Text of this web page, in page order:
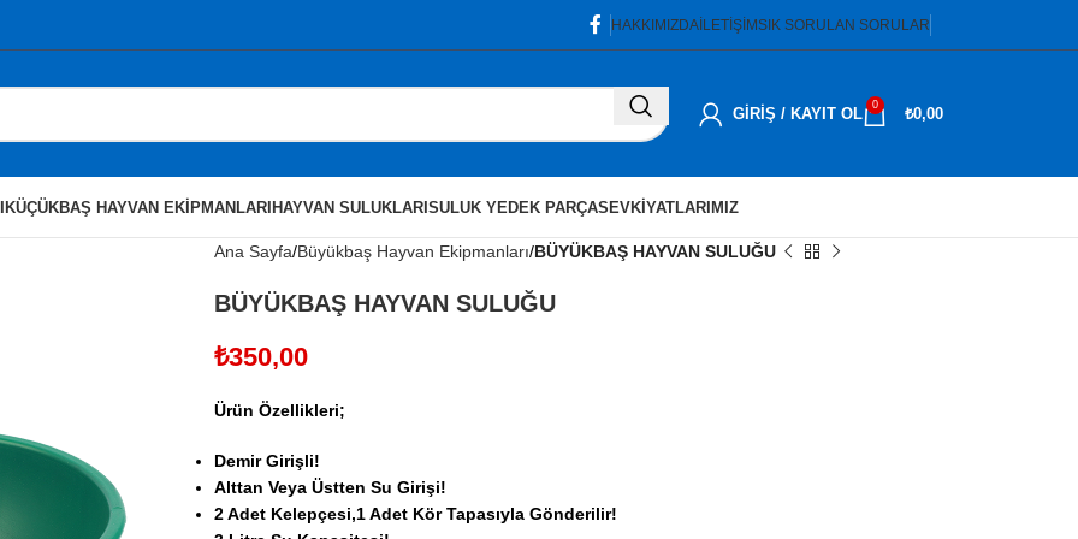
HAKKIMIZDAİLETIŞIMSIK SORULAN SORULAR
GIRIŞ / KAYIT OL
0
₺0,00
KÜÇÜKBAŞ HAYVAN EKIPMANLARIHAYVAN SULUKLARISULUK YEDEK PARÇASEVKIYATLARIMIZ
Ana Sayfa Büyükbaş Hayvan Ekipmanları BÜYÜKBAŞ HAYVAN SULUĞU
BÜYÜKBAŞ HAYVAN SULUĞU
₺350,00
Ürün Özellikleri;
Demir Girişli!
Alttan Veya Üstten Su Girişi!
2 Adet Kelepçesi,1 Adet Kör Tapasıyla Gönderilir!